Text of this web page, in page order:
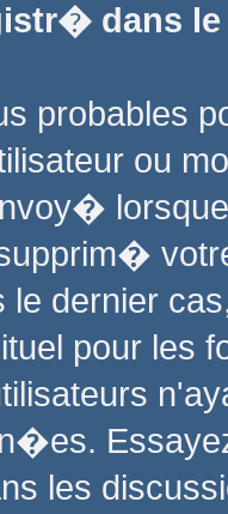
dans
probables
ou
le dernier
pour les
les